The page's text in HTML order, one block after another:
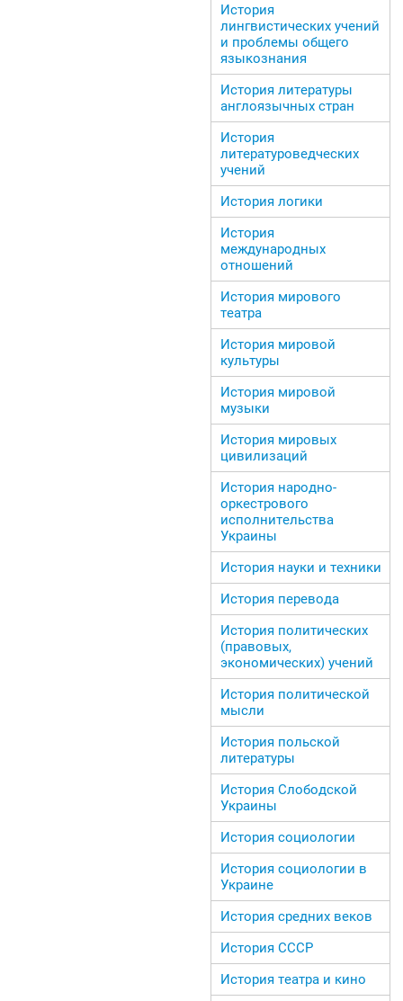
История
лингвистических учений
и проблемы общего
языкознания
История литературы
англоязычных стран
История
литературоведческих
учений
История логики
История
международных
отношений
История мирового
театра
История мировой
культуры
История мировой
музыки
История мировых
цивилизаций
История народно-
оркестрового
исполнительства
Украины
История науки и техники
История перевода
История политических
(правовых,
экономических) учений
История политической
мысли
История польской
литературы
История Слободской
Украины
История социологии
История социологии в
Украине
История средних веков
История СССР
История театра и кино